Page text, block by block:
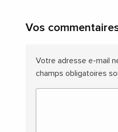
Vos
Votre adresse e-mail
champs obligatoires